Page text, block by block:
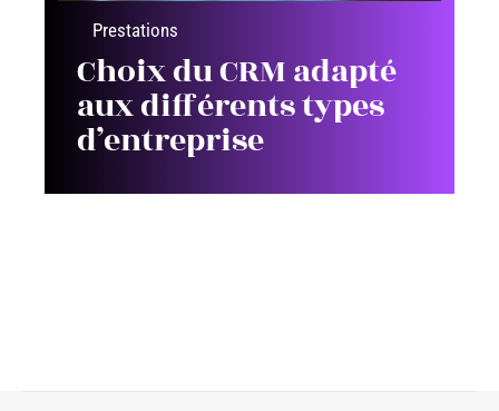
Prestations
Choix du CRM adapté
aux différents types
d’entreprise